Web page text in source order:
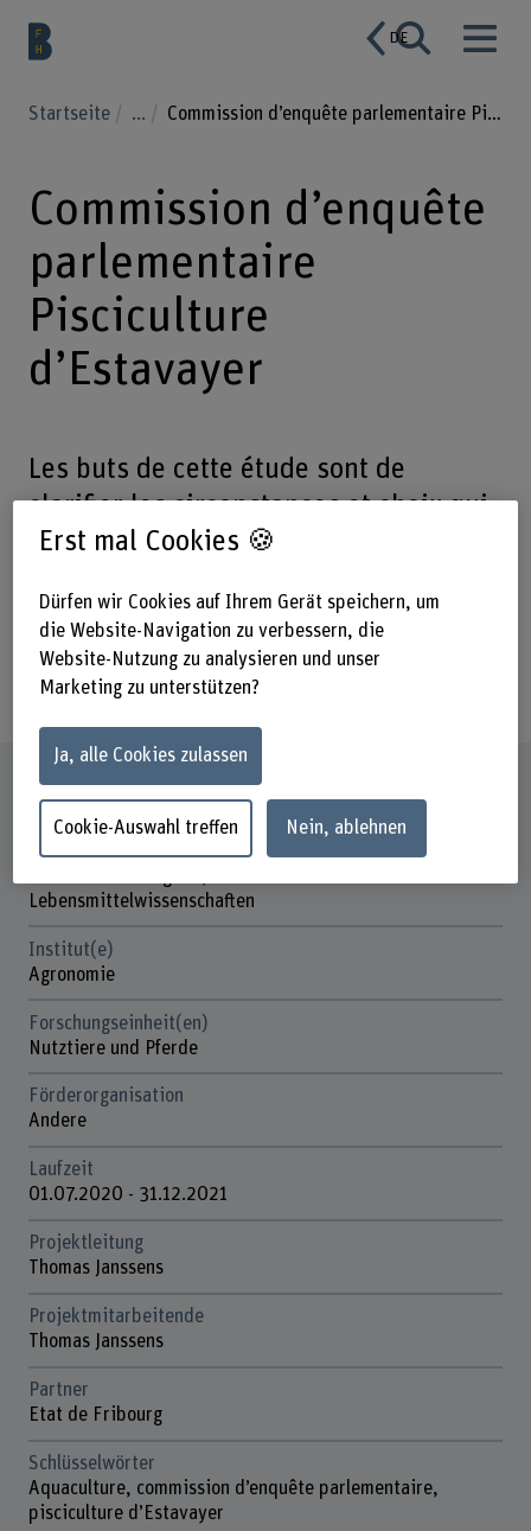
DE
Startseite ... Commission d’enquête parlementaire Pisciculture d’Estavayer
Commission d’enquête
parlementaire
Pisciculture
d’Estavayer
Les buts de cette étude sont de
clarifier les circonstances et choix qui
ont été faits lors de la construction et
manquements techniques qui ont
mené à la fermeture de la pisciculture
cantonale.
Steckbrief
Beteiligte Departemente
Lebensmittelwissenschaften
Institut(e)
Agronomie
Forschungseinheit(en)
Nutztiere und Pferde
Förderorganisation
Andere
Laufzeit
01.07.2020 - 31.12.2021
Projektleitung
Thomas Janssens
Projektmitarbeitende
Thomas Janssens
Partner
Etat de Fribourg
Schlüsselwörter
Aquaculture, commission d’enquête parlementaire,
pisciculture d’Estavayer
Erst mal Cookies 🍪
Dürfen wir Cookies auf Ihrem Gerät speichern, um
die Website-Navigation zu verbessern, die
Website-Nutzung zu analysieren und unser
Marketing zu unterstützen?
Ja, alle Cookies zulassen
Cookie-Auswahl treffen Nein, ablehnen